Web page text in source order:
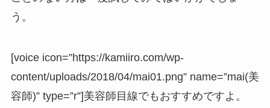
う。
[voice icon=”https://kamiiro.com/wp-
content/uploads/2018/04/mai01.png” name=”mai(美
容師)” type=”r”]美容師目線でもおすすめですよ。